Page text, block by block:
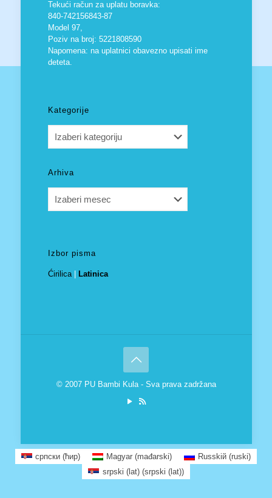
Tekući račun za uplatu boravka:
840-742156843-87
Model 97,
Poziv na broj: 5221808590
Napomena: na uplatnici obavezno upisati ime
deteta.
Kategorije
Arhiva
Izbor pisma
Ćirilica| Latinica
© 2007 PU Bambi Kula - Sva prava zadržana
српски (ћир) Magyar (mađarski) Russkiй (ruski)
srpski (lat)(srpski (lat))